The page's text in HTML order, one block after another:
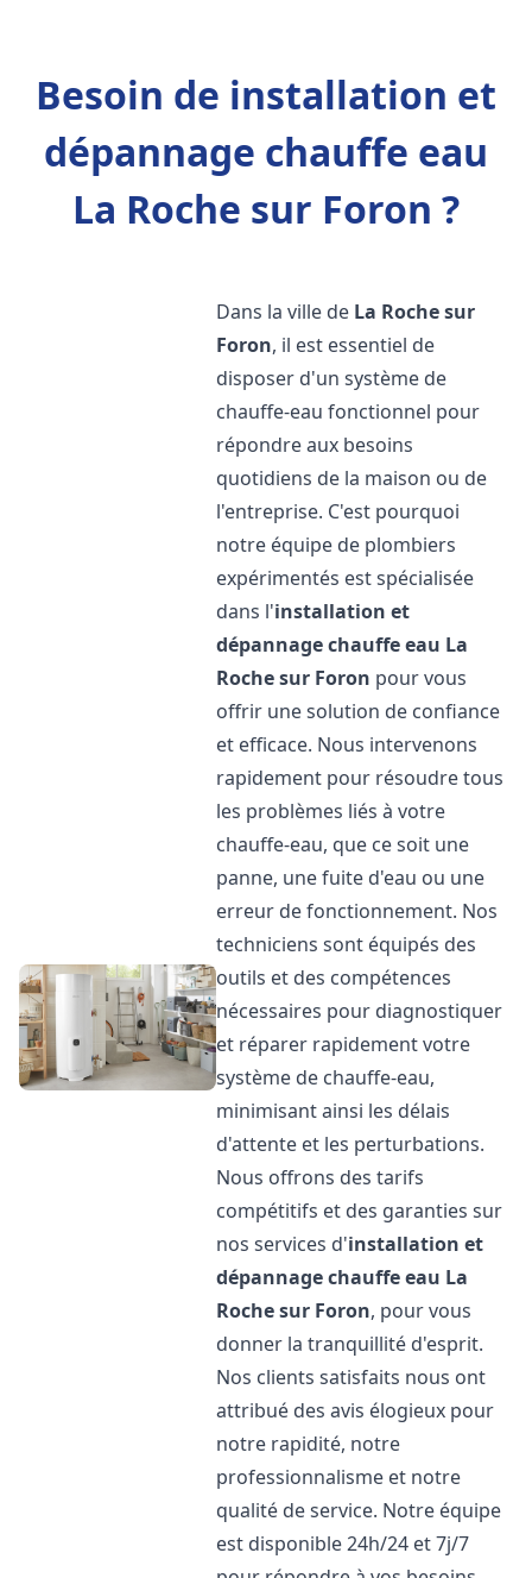
Besoin de installation et
dépannage chauffe eau
La Roche sur Foron ?
Dans la ville de La Roche sur
Foron, il est essentiel de
disposer d'un système de
chauffe-eau fonctionnel pour
répondre aux besoins
quotidiens de la maison ou de
l'entreprise. C'est pourquoi
notre équipe de plombiers
expérimentés est spécialisée
dans l'installation et
dépannage chauffe eau La
Roche sur Foron pour vous
offrir une solution de confiance
et efficace. Nous intervenons
rapidement pour résoudre tous
les problèmes liés à votre
chauffe-eau, que ce soit une
panne, une fuite d'eau ou une
erreur de fonctionnement. Nos
techniciens sont équipés des
outils et des compétences
nécessaires pour diagnostiquer
et réparer rapidement votre
système de chauffe-eau,
minimisant ainsi les délais
d'attente et les perturbations.
Nous offrons des tarifs
compétitifs et des garanties sur
nos services d'installation et
dépannage chauffe eau La
Roche sur Foron, pour vous
donner la tranquillité d'esprit.
Nos clients satisfaits nous ont
attribué des avis élogieux pour
notre rapidité, notre
professionnalisme et notre
qualité de service. Notre équipe
est disponible 24h/24 et 7j/7